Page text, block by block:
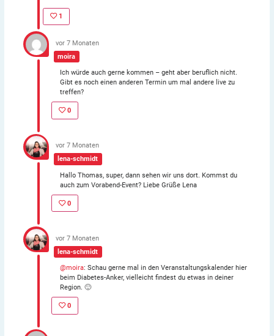
1
moira
vor 7 Monaten
Ich würde auch gerne kommen – geht aber beruflich nicht.
Gibt es noch einen anderen Termin um mal andere live zu
treffen?
0
lena-schmidt
vor 7 Monaten
Hallo Thomas, super, dann sehen wir uns dort. Kommst du
auch zum Vorabend-Event? Liebe Grüße Lena
0
lena-schmidt
vor 7 Monaten
@moira: Schau gerne mal in den Veranstaltungskalender hier
beim Diabetes-Anker, vielleicht findest du etwas in deiner
Region. 🙂
0